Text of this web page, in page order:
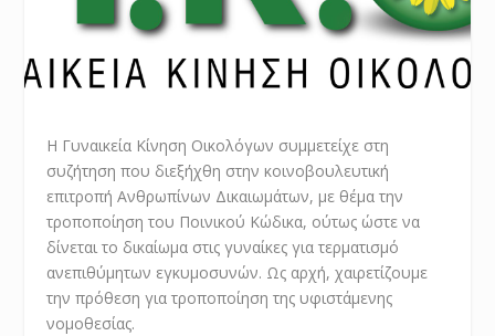
Η Γυναικεία Κίνηση Οικολόγων συμμετείχε στη
συζήτηση που διεξήχθη στην κοινοβουλευτική
επιτροπή Ανθρωπίνων Δικαιωμάτων, με θέμα την
τροποποίηση του Ποινικού Κώδικα, ούτως ώστε να
δίνεται το δικαίωμα στις γυναίκες για τερματισμό
ανεπιθύμητων εγκυμοσυνών. Ως αρχή, χαιρετίζουμε
την πρόθεση για τροποποίηση της υφιστάμενης
νομοθεσίας.